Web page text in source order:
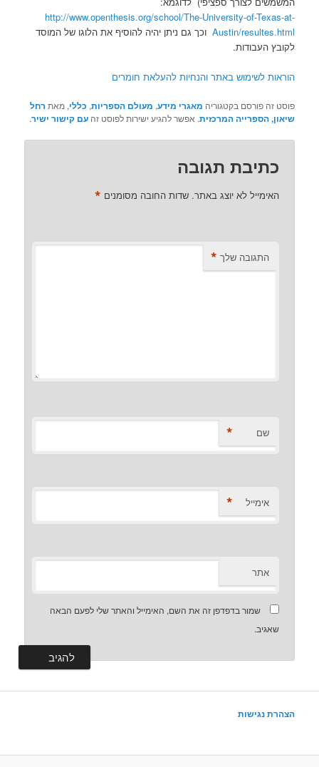
http://www.openthesis.org/school/The-University-of-Texas-at-
Austin/resultes.html וכך גם ניתן יהיה להוסיף את הלוגו של המוסד
לקובץ העבודות.
הוראות לשימוש באתר והנחיות להעלאת חומרים
פוסט זה פורסם בקטגוריה מאגרי מידע, מעולם הספריות, כללי, מאת רחל
שיאון, הספרייה המרכזית. אפשר להגיע ישירות לפוסט זהעם קישור ישיר.
כתיבת תגובה
האימייל לא יוצג באתר. שדות החובה מסומנים *
התגובה שלך *
שם *
אימייל *
אתר
שמור בדפדפן זה את השם, האימייל והאתר שלי לפעם הבאה
שאגיב.
הצהרת נגישות